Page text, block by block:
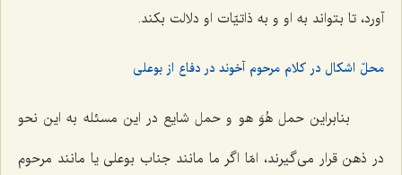
آورد، تا بتواند به او و به ذاتیّات او دلالت بکند.
محلّ اشکال در کلام مرحوم آخوند در دفاع از بوعلی
بنابراین حمل هُوَ هو و حمل شایع در این مسئله به این نحو
در ذهن قرار مى‌گیرند، امّا اگر ما مانند جناب بوعلى یا مانند مرحوم